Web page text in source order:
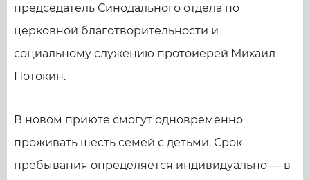
председатель Синодального отдела по
церковной благотворительности и
социальному служению протоиерей Михаил
Потокин.
В новом приюте смогут одновременно
проживать шесть семей с детьми. Срок
пребывания определяется индивидуально — в